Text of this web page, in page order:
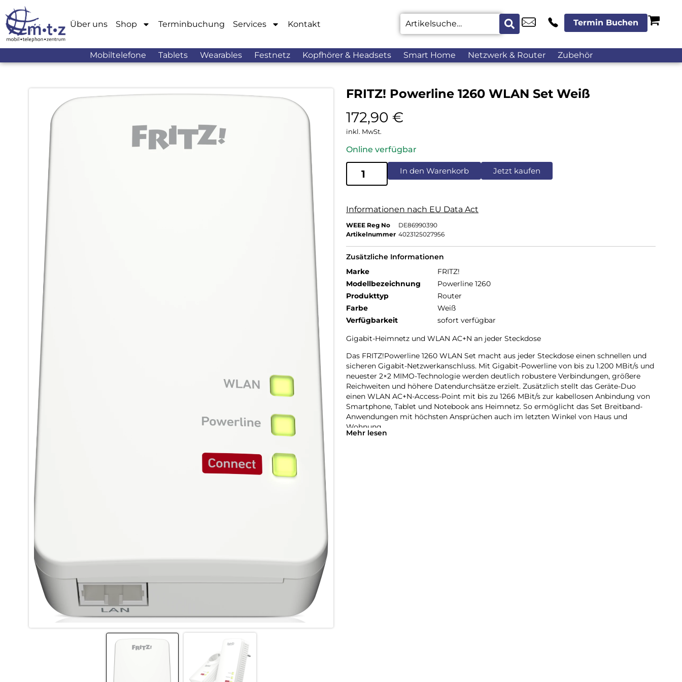
Über uns Shop Terminbuchung Services Kontakt Termin Buchen
Mobiltelefone Tablets Wearables Festnetz Kopfhörer & Headsets Smart Home Netzwerk & Router Zubehör
FRITZ! Powerline 1260 WLAN Set Weiß
172,90 €
inkl. MwSt.
Online verfügbar
In den Warenkorb Jetzt kaufen
Informationen nach EU Data Act
WEEE Reg No
DE86990390
Artikelnummer 4023125027956
Zusätzliche Informationen
Marke
FRITZ!
Modellbezeichnung
Powerline 1260
Produkttyp
Router
Farbe
Weiß
Verfügbarkeit
sofort verfügbar
Gigabit-Heimnetz und WLAN AC+N an jeder Steckdose
Das FRITZ!Powerline 1260 WLAN Set macht aus jeder Steckdose einen schnellen und
sicheren Gigabit-Netzwerkanschluss. Mit Gigabit-Powerline von bis zu 1.200 MBit/s und
neuester 2×2 MIMO-Technologie werden deutlich robustere Verbindungen, größere
Reichweiten und höhere Datendurchsätze erzielt. Zusätzlich stellt das Geräte-Duo
einen WLAN AC+N-Access-Point mit bis zu 1266 MBit/s zur kabellosen Anbindung von
Smartphone, Tablet und Notebook ans Heimnetz. So ermöglicht das Set Breitband-
Anwendungen mit höchsten Ansprüchen auch im letzten Winkel von Haus und
Wohnung.
Mehr lesen